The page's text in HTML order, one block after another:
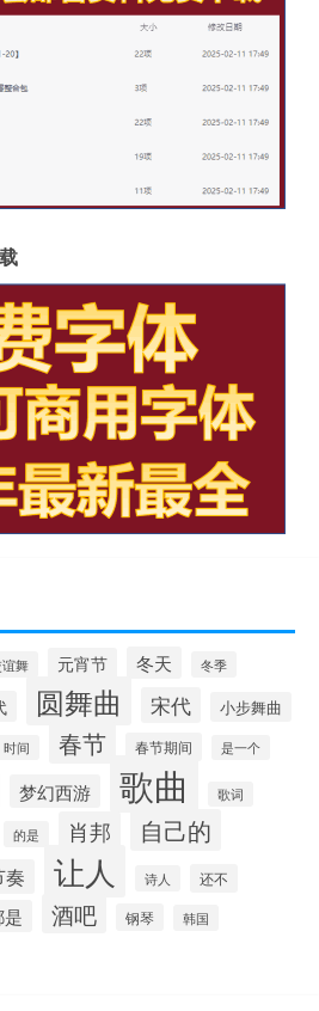
舞 元宵节 冬天 冬季
圆舞曲 宋代
小步舞曲
时间 春节 春节期间 是一个
梦幻西游 歌曲 歌词
的是 肖邦 自己的
奏 让人 诗人 还不
酒吧 钢琴 韩国